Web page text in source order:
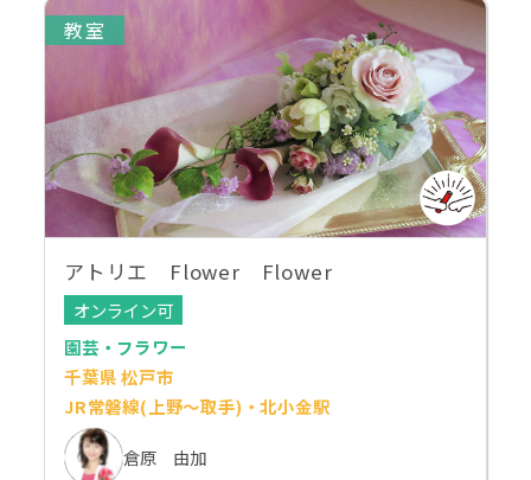
教室
アトリエ Flower Flower
オンライン可
園芸・フラワー
千葉県 松戸市
JR常磐線(上野～取手)・北小金駅
倉原 由加